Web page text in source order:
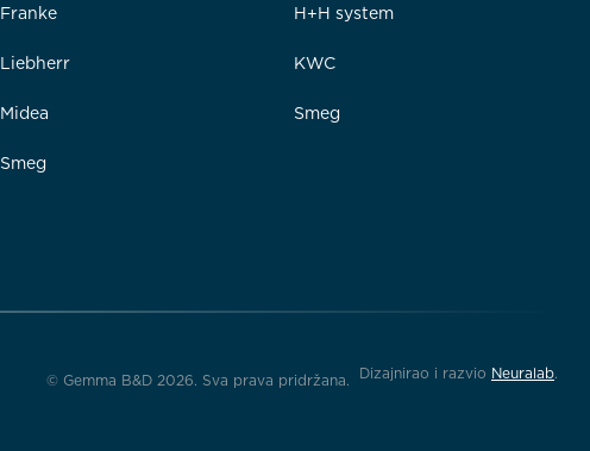
Franke
Liebherr
Midea
Smeg
H+H system
KWC
Smeg
© Gemma B&D 2026. Sva prava pridržana. Dizajnirao i razvio Neuralab.